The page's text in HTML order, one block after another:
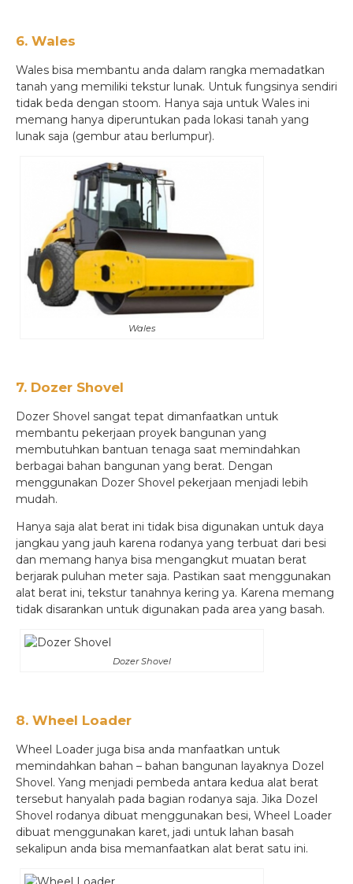
6. Wales
Wales bisa membantu anda dalam rangka memadatkan
tanah yang memiliki tekstur lunak. Untuk fungsinya sendiri
tidak beda dengan stoom. Hanya saja untuk Wales ini
memang hanya diperuntukan pada lokasi tanah yang
lunak saja (gembur atau berlumpur).
Wales
7. Dozer Shovel
Dozer Shovel sangat tepat dimanfaatkan untuk
membantu pekerjaan proyek bangunan yang
membutuhkan bantuan tenaga saat memindahkan
berbagai bahan bangunan yang berat. Dengan
menggunakan Dozer Shovel pekerjaan menjadi lebih
mudah.
Hanya saja alat berat ini tidak bisa digunakan untuk daya
jangkau yang jauh karena rodanya yang terbuat dari besi
dan memang hanya bisa mengangkut muatan berat
berjarak puluhan meter saja. Pastikan saat menggunakan
alat berat ini, tekstur tanahnya kering ya. Karena memang
tidak disarankan untuk digunakan pada area yang basah.
Dozer Shovel
8. Wheel Loader
Wheel Loader juga bisa anda manfaatkan untuk
memindahkan bahan – bahan bangunan layaknya Dozel
Shovel. Yang menjadi pembeda antara kedua alat berat
tersebut hanyalah pada bagian rodanya saja. Jika Dozel
Shovel rodanya dibuat menggunakan besi, Wheel Loader
dibuat menggunakan karet, jadi untuk lahan basah
sekalipun anda bisa memanfaatkan alat berat satu ini.